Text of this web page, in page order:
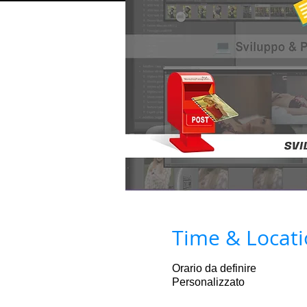
Time &
Orario da definire
Personalizzato